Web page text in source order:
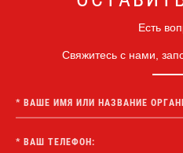
Есть
Свяжитесь с нами,